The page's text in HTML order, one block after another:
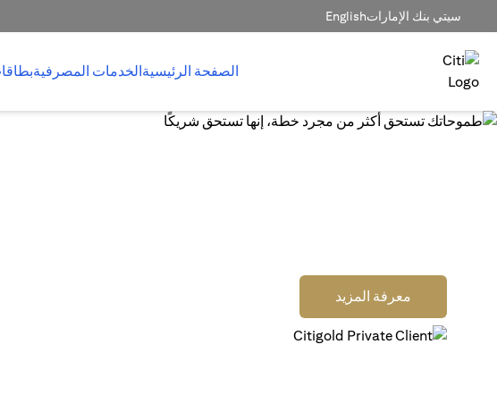
سيتي بنك الإماراتEnglish
الصفحة الرئيسيةالخدمات المصرفية
معرفة المزيد